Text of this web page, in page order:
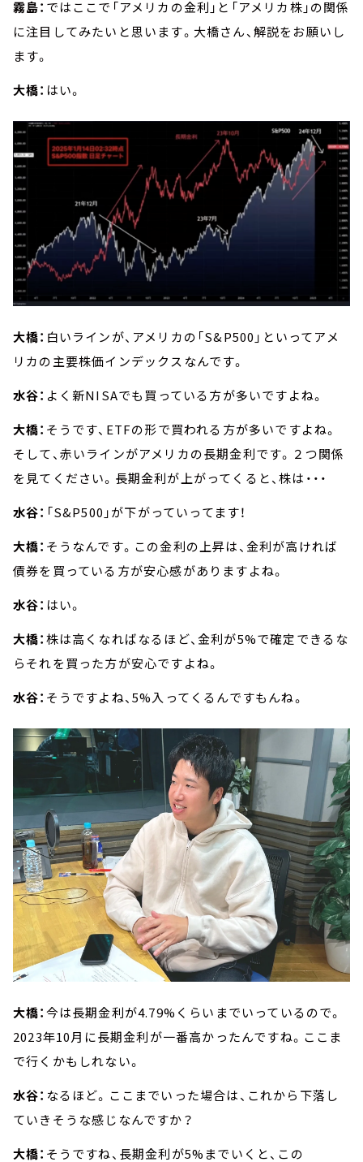
霧島： ではここで「アメリカの金利」と「アメリカ株」の関係
に注目してみたいと思います。大橋さん、解説をお願いし
ます。
大橋： はい。
大橋： 白いラインが、アメリカの「S&P500」といってアメ
リカの主要株価インデックスなんです。
水谷： よく新NISAでも買っている方が多いですよね。
大橋： そうです、ETFの形で買われる方が多いですよね。
そして、赤いラインがアメリカの長期金利です。２つ関係
を見てください。長期金利が上がってくると、株は・・・
水谷： 「S&P500」が下がっていってます！
大橋： そうなんです。この金利の上昇は、金利が高ければ
債券を買っている方が安心感がありますよね。
水谷： はい。
大橋：株は高くなればなるほど、金利が5%で確定できるな
らそれを買った方が安心ですよね。
水谷： そうですよね、5%入ってくるんですもんね。
大橋：今は長期金利が4.79%くらいまでいっているので。
2023年10月に長期金利が一番高かったんですね。ここま
で行くかもしれない。
水谷： なるほど。ここまでいった場合は、これから下落し
ていきそうな感じなんですか？
大橋： そうですね、長期金利が5%までいくと、この